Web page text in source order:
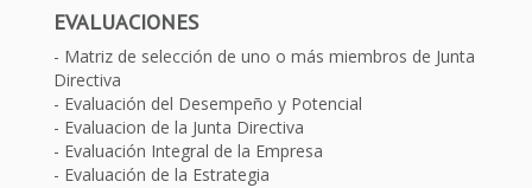
EVALUACIONES
Matriz de selección de uno o más miembros de Junta
Directiva
Evaluación del Desempeño y Potencial
Evaluacion de la Junta Directiva
Evaluación Integral de la Empresa
Evaluación de la Estrategia